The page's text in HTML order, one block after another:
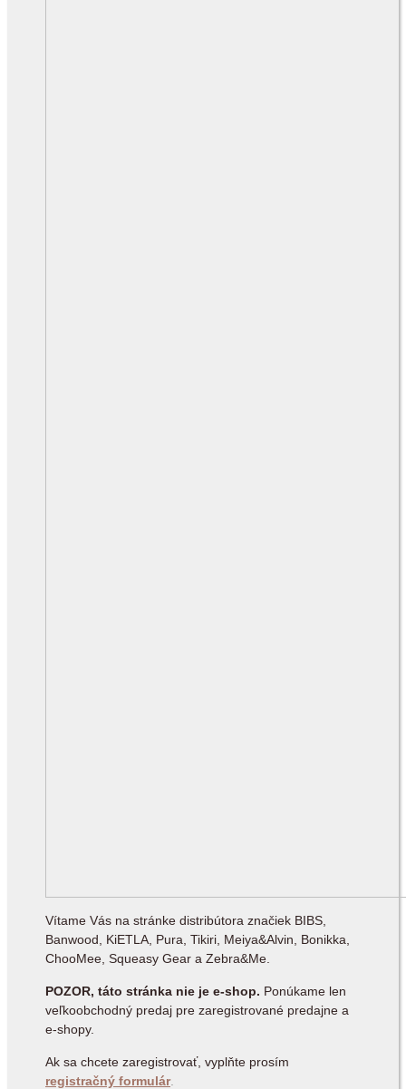
Vítame Vás na stránke distribútora značiek BIBS,
Banwood, KiETLA, Pura, Tikiri, Meiya&Alvin, Bonikka,
ChooMee, Squeasy Gear a Zebra&Me.
POZOR, táto stránka nie je e-shop. Ponúkame len
veľkoobchodný predaj pre zaregistrované predajne a
e-shopy.
Ak sa chcete zaregistrovať, vyplňte prosím
registračný formulár.